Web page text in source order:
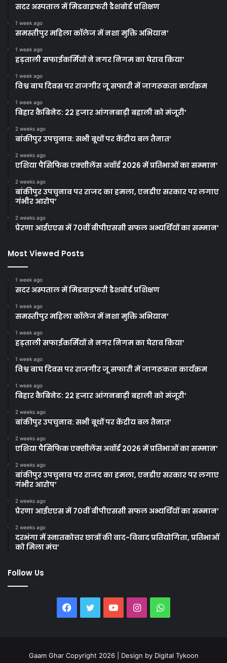
सदर अस्पताल में मिडवाइफरी डैशबोर्ड प्रशिक्षण
1 week ago
समस्तीपुर महिला कॉलेज में नशा मुक्ति अभियान’
1 week ago
हड़ताली सफाईकर्मियों ने नगर निगम का घेराव किया’
1 week ago
विश्व बाघ दिवस पर राजगीर जू सफारी में जागरूकता कार्यक्रम
1 week ago
बिहार कैबिनेट: 22 हजार आंगनबाड़ी बहाली को मंजूरी’
2 weeks ago
बांकीपुर उपचुनाव: सभी बूथों पर केंद्रीय बल तैनात’
2 weeks ago
एशिया पैसिफिक एक्सीलेंस अवॉर्ड 2026 में प्रतिभाओं का सम्मान’
2 weeks ago
बांकीपुर उपचुनाव पर राजद का हमला, एनडीए सरकार पर लगाए
गंभीर आरोप’
2 weeks ago
प्रेरणा आईएएस में 70वीं बीपीएससी सफल अभ्यर्थियों का सम्मान’
Most Viewed Posts
1 week ago
सदर अस्पताल में मिडवाइफरी डैशबोर्ड प्रशिक्षण
1 week ago
समस्तीपुर महिला कॉलेज में नशा मुक्ति अभियान’
1 week ago
हड़ताली सफाईकर्मियों ने नगर निगम का घेराव किया’
1 week ago
विश्व बाघ दिवस पर राजगीर जू सफारी में जागरूकता कार्यक्रम
1 week ago
बिहार कैबिनेट: 22 हजार आंगनबाड़ी बहाली को मंजूरी’
2 weeks ago
बांकीपुर उपचुनाव: सभी बूथों पर केंद्रीय बल तैनात’
2 weeks ago
एशिया पैसिफिक एक्सीलेंस अवॉर्ड 2026 में प्रतिभाओं का सम्मान’
2 weeks ago
बांकीपुर उपचुनाव पर राजद का हमला, एनडीए सरकार पर लगाए
गंभीर आरोप’
2 weeks ago
प्रेरणा आईएएस में 70वीं बीपीएससी सफल अभ्यर्थियों का सम्मान’
2 weeks ago
दरभंगा में स्नातकोत्तर छात्रों की वाद-विवाद प्रतियोगिता, प्रतिभाओं
को मिला मंच’
Follow Us
Facebook
TwitterYouTubeInstagramWhatsApp
Gaam Ghar Copyright 2026 | Design by Digital Tykoon